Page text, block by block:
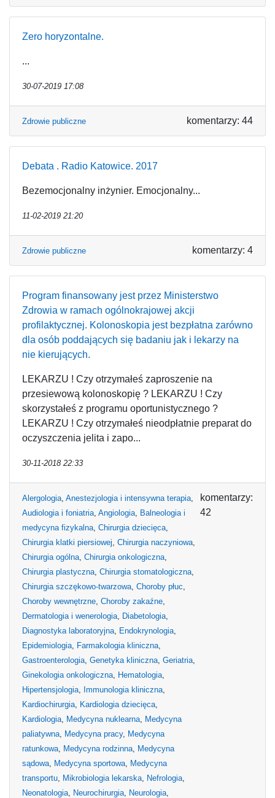
Zero horyzontalne.
...
30-07-2019 17:08
Zdrowie publiczne komentarzy: 44
Debata . Radio Katowice. 2017
Bezemocjonalny inżynier. Emocjonalny...
11-02-2019 21:20
Zdrowie publiczne komentarzy: 4
Program finansowany jest przez Ministerstwo
Zdrowia w ramach ogólnokrajowej akcji
profilaktycznej. Kolonoskopia jest bezpłatna zarówno
dla osób poddających się badaniu jak i lekarzy na
nie kierujących.
LEKARZU ! Czy otrzymałeś zaproszenie na
przesiewową kolonoskopię ? LEKARZU ! Czy
skorzystałeś z programu oportunistycznego ?
LEKARZU ! Czy otrzymałeś nieodpłatnie preparat do
oczyszczenia jelita i zapo...
30-11-2018 22:33
Alergologia, Anestezjologia i intensywna terapia,
Audiologia i foniatria, Angiologia, Balneologia i
medycyna fizykalna, Chirurgia dziecięca,
Chirurgia klatki piersiowej, Chirurgia naczyniowa,
Chirurgia ogólna, Chirurgia onkologiczna,
Chirurgia plastyczna, Chirurgia stomatologiczna,
Chirurgia szczękowo-twarzowa, Choroby płuc,
Choroby wewnętrzne, Choroby zakaźne,
Dermatologia i wenerologia, Diabetologia,
Diagnostyka laboratoryjna, Endokrynologia,
Epidemiologia, Farmakologia kliniczna,
Gastroenterologia, Genetyka kliniczna, Geriatria,
Ginekologia onkologiczna, Hematologia,
Hipertensjologia, Immunologia kliniczna,
Kardiochirurgia, Kardiologia dziecięca,
Kardiologia, Medycyna nuklearna, Medycyna
paliatywna, Medycyna pracy, Medycyna
ratunkowa, Medycyna rodzinna, Medycyna
sądowa, Medycyna sportowa, Medycyna
transportu, Mikrobiologia lekarska, Nefrologia,
Neonatologia, Neurochirurgia, Neurologia,
komentarzy:
42